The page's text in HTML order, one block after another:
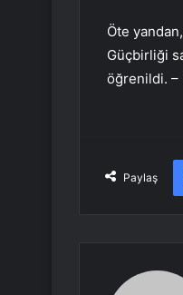
Öte
Güçbirliği
öğrenildi. –
Paylaş